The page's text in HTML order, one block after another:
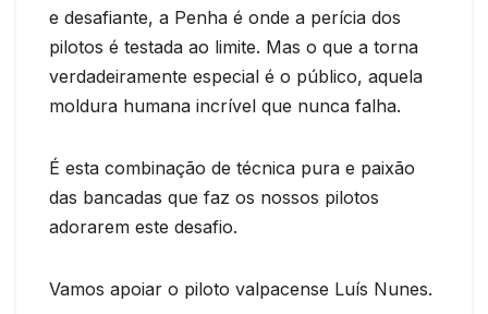
e desafiante, a Penha é onde a perícia dos
pilotos é testada ao limite. Mas o que a torna
verdadeiramente especial é o público, aquela
moldura humana incrível que nunca falha.
É esta combinação de técnica pura e paixão
das bancadas que faz os nossos pilotos
adorarem este desafio.
Vamos apoiar o piloto valpacense Luís Nunes.